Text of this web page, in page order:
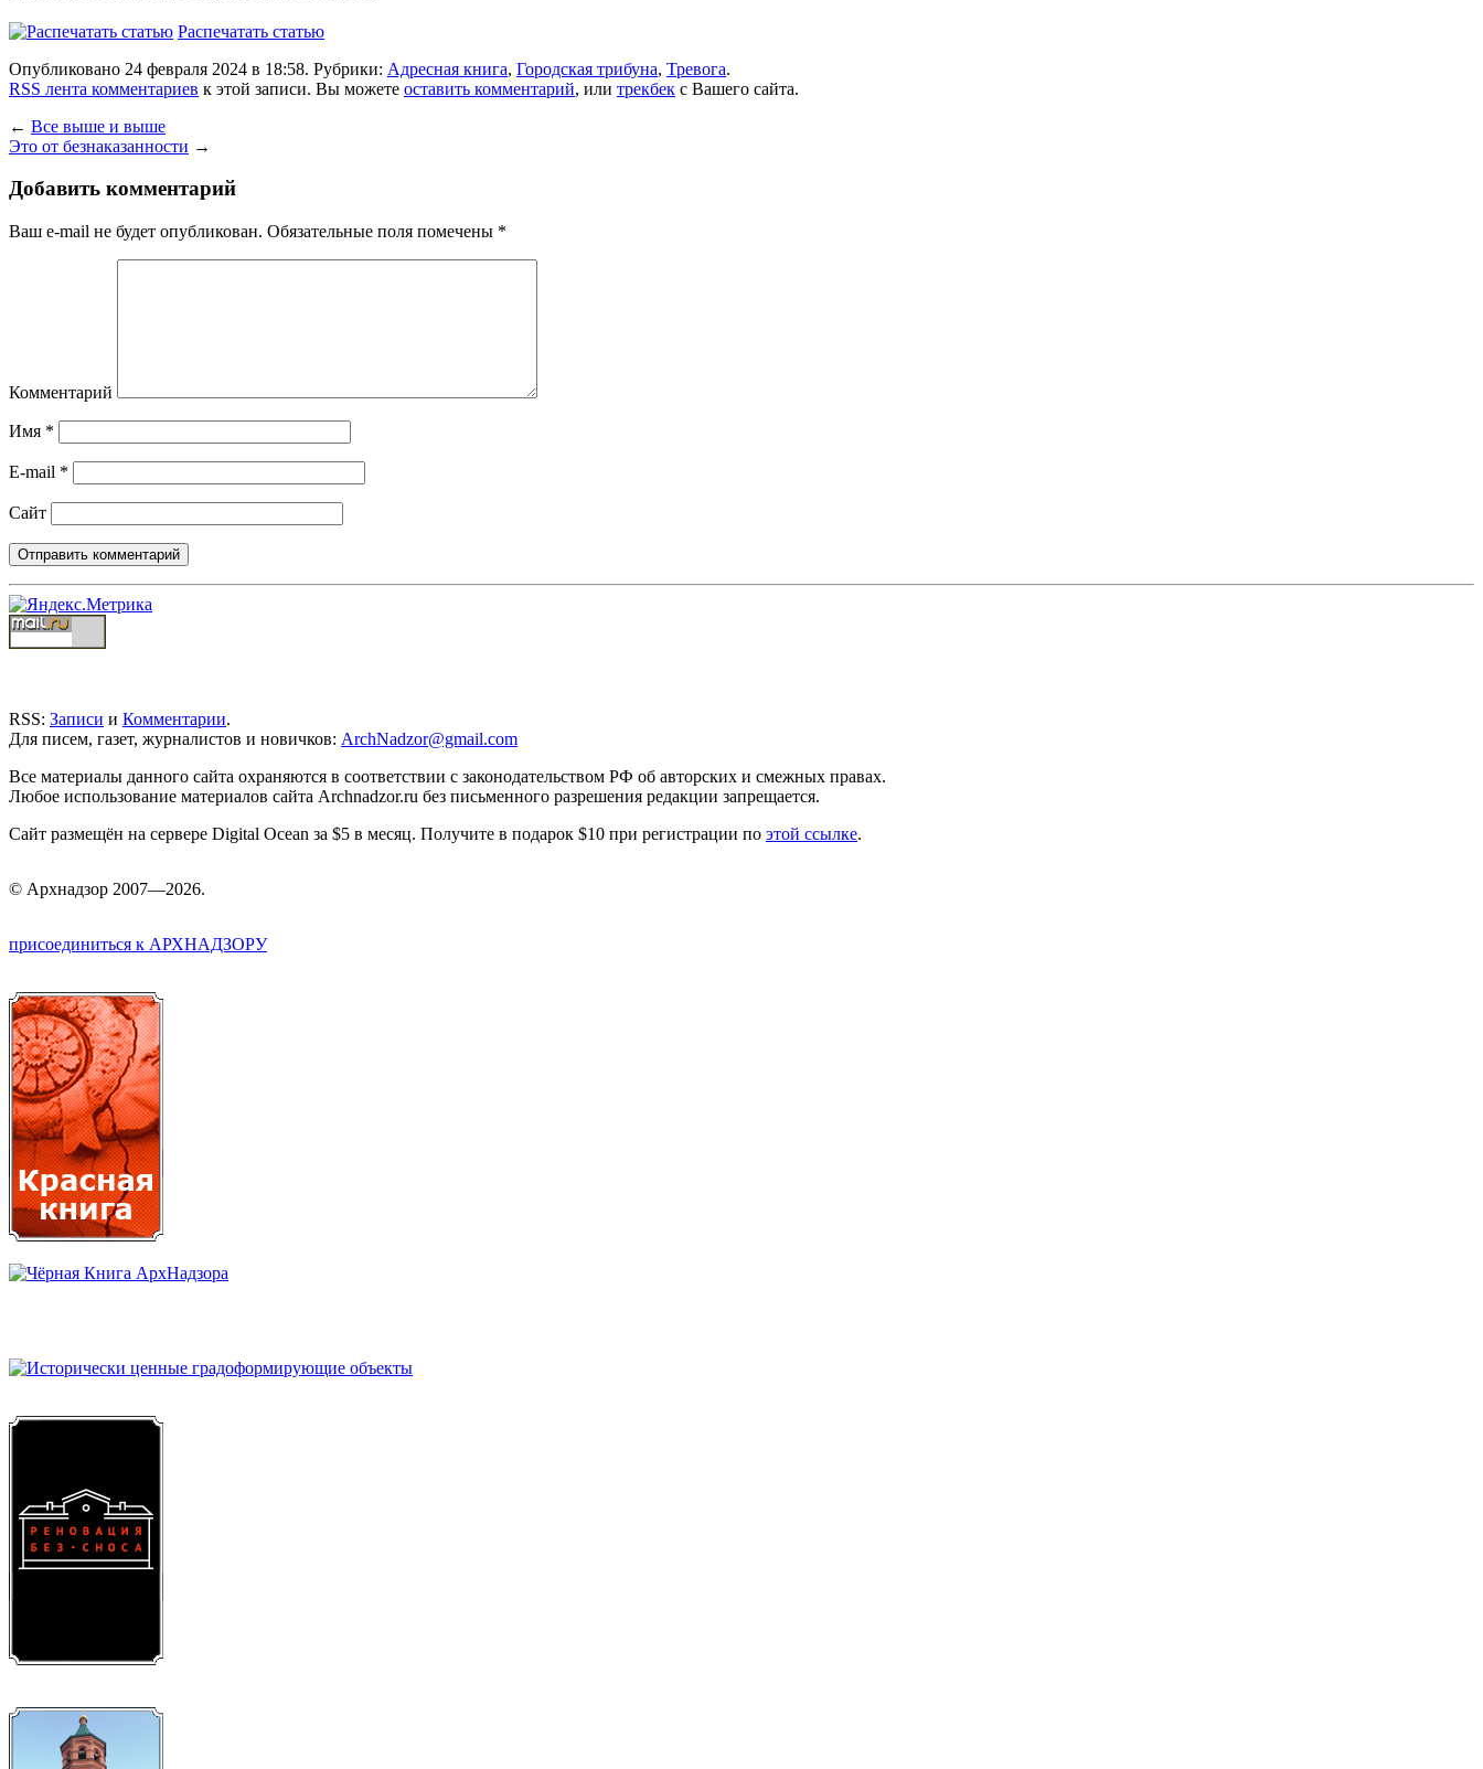
Распечатать статью
Опубликовано 24 февраля 2024 в 18:58. Рубрики: Адресная книга, Городская трибуна, Тревога.
RSS лента комментариев к этой записи. Вы можете оставить комментарий, или трекбек с Вашего сайта.
← Все выше и выше
Это от безнаказанности →
Добавить комментарий
Ваш e-mail не будет опубликован. Обязательные поля помечены *
Комментарий
Имя *
E-mail *
Сайт
RSS: Записи и Комментарии.
Для писем, газет, журналистов и новичков: ArchNadzor@gmail.com
Все материалы данного сайта охраняются в соответствии с законодательством РФ об авторских и смежных правах.
Любое использование материалов сайта Archnadzor.ru без письменного разрешения редакции запрещается.
Сайт размещён на сервере Digital Ocean за $5 в месяц. Получите в подарок $10 при регистрации по этой ссылке.
© Архнадзор 2007—2026.
присоединиться к АРХНАДЗОРУ